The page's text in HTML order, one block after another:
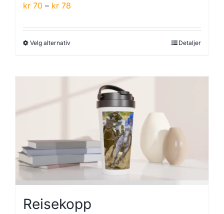
kr 70 – kr 78
til
Velg alternativDette
varianter.
Alternativene
velges
på
produktsiden
Detaljer
Reisekopp